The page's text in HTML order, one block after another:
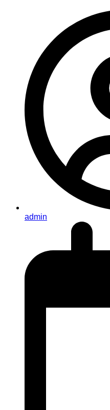
admin